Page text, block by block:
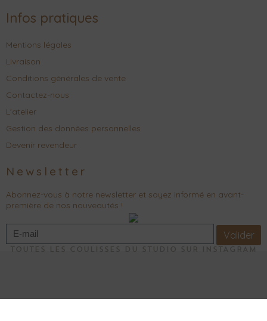
Infos pratiques
Mentions légales
Livraison
Conditions générales de vente
Contactez-nous
L'atelier
Gestion des données personnelles
Devenir revendeur
Newsletter
Abonnez-vous à notre newsletter et soyez informé en avant-
première de nos nouveautés !
Valider
TOUTES LES COULISSES DU STUDIO SUR INSTAGRAM